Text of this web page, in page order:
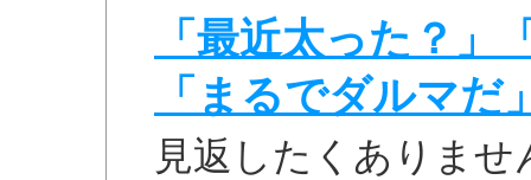
「最近太った？
「まるでダルマだ
見返したくありま